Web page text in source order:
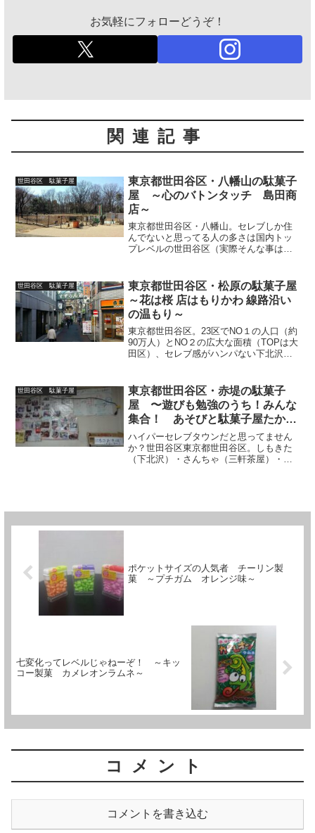
お気軽にフォローどうぞ！
関連記事
世田谷区 駄菓子屋
東京都世田谷区・八幡山の駄菓子
屋 ～心のバトンタッチ 島田商
店～
東京都世田谷区・八幡山。セレブしか住
んでないと思ってる人の多さは国内トッ
プレベルの世田谷区（実際そんな事は無
ち抜く強烈な人口（約89万人。モチ23区
TOP）を持つ...
世田谷区 駄菓子屋
東京都世田谷区・松原の駄菓子屋
～花は桜 店はもりかわ 線路沿い
の温もり～
東京都世田谷区。23区でNO１の人口（約
90万人）とNO２の広大な面積（TOPは大
田区）、セレブ感がハンパない下北沢
名なエリアを誇る一方で、畑や農地もあ
りーの、狭い路地...
世田谷区 駄菓子屋
東京都世田谷区・赤堤の駄菓子
屋 〜遊びも勉強のうち！みんな
集合！ あそびと駄菓子屋たかさ
んち〜
ハイパーセレブタウンだと思ってません
か？世田谷区東京都世田谷区。しもきた
（下北沢）・さんちゃ（三軒茶屋）・に
ポケットサイズの人気者 チーリン製
菓 ～プチガム オレンジ味～
七変化ってレベルじゃねーぞ！ ～キッ
コー製菓 カメレオンラムネ～
コメント
コメントを書き込む